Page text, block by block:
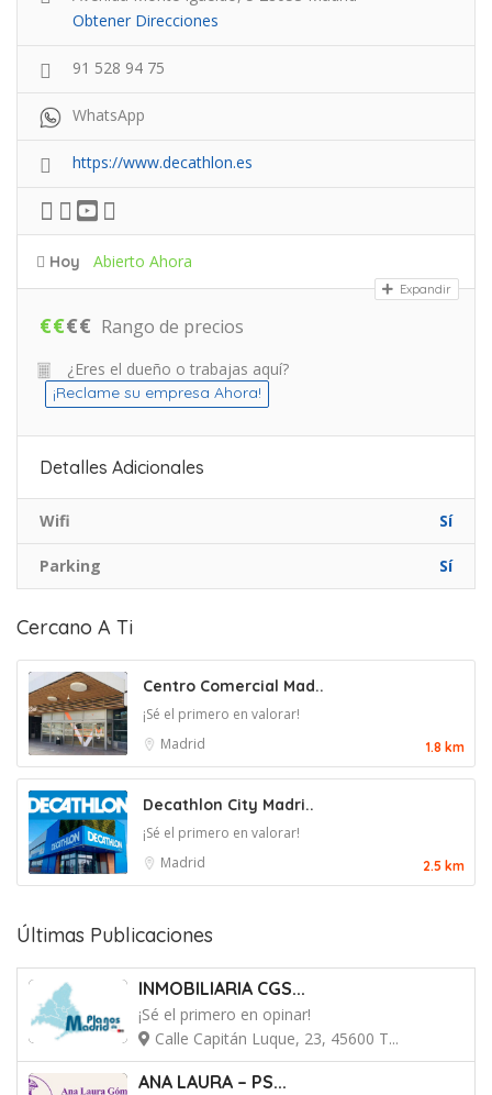
Obtener Direcciones
91 528 94 75
WhatsApp
https://www.decathlon.es
Hoy Abierto Ahora
Expandir
€€€€ Rango de precios
¿Eres el dueño o trabajas aquí?
¡Reclame su empresa Ahora!
Detalles Adicionales
Wifi Sí
Parking Sí
Cercano A Ti
Centro Comercial Mad..
¡Sé el primero en valorar!
Madrid
1.8 km
Decathlon City Madri..
¡Sé el primero en valorar!
Madrid
2.5 km
Últimas Publicaciones
INMOBILIARIA CGS...
¡Sé el primero en opinar!
Calle Capitán Luque, 23, 45600 T...
ANA LAURA – PS...